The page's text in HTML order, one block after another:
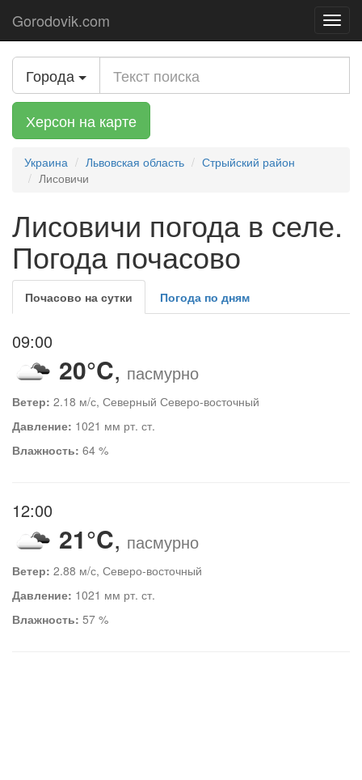
Gorodovik.com
Города
Херсон на карте
Украина Львовская область
Стрыйский район
Лисовичи
Лисовичи погода в селе.
Погода почасово
Почасово на сутки Погода по дням
09:00
20°C, пасмурно
Ветер: 2.18 м/с, Северный Северо-восточный
Давление: 1021 мм рт. ст.
Влажность: 64 %
12:00
21°C, пасмурно
Ветер: 2.88 м/с, Северо-восточный
Давление: 1021 мм рт. ст.
Влажность: 57 %